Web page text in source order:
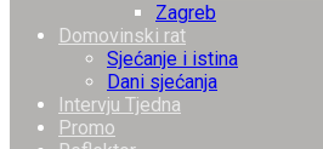
Zagreb
Domovinski rat
Sjećanje i istina
Dani sjećanja
Intervju Tjedna
Promo